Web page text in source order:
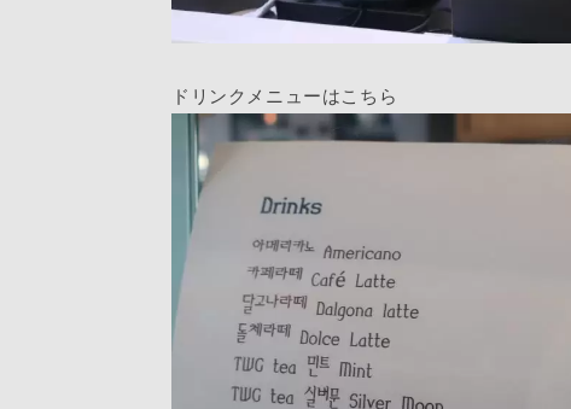
ドリンクメニューはこちら